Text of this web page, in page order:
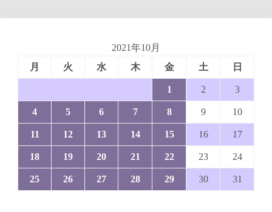
2021年10月
月
火 水 木 金 土 日
1 2 3
4 5 6 7 8 9 10
11 12 13 14 15 16 17
18 19 20 21 22 23 24
25 26 27 28 29 30 31